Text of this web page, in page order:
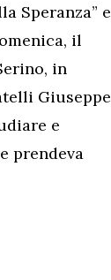
Speranza” e
il
in
Giuseppe
e
prendeva